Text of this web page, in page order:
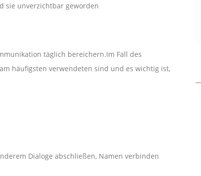
sie unverzichtbar geworden
täglich bereichern.Im Fall des
häufigsten verwendeten sind und es wichtig ist,
Dialoge abschließen, Namen verbinden